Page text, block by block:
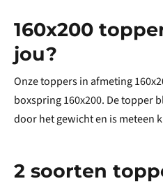
160x200
jou?
Onze toppers in afmeting
boxspring 160x200. De topper
door het gewicht en is meteen
2 soorten